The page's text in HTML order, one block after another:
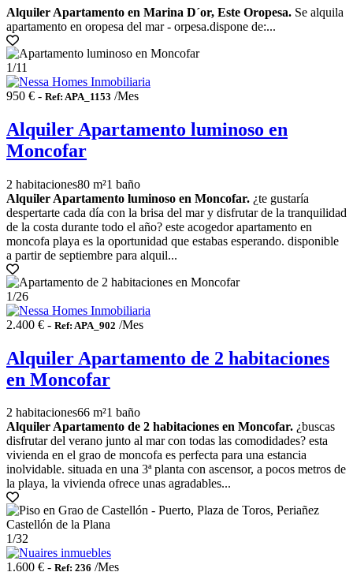
Alquiler Apartamento en Marina D´or, Este Oropesa. Se alquila
apartamento en oropesa del mar - orpesa.dispone de:...
1/11
950 € - Ref: APA_1153 /Mes
Alquiler Apartamento luminoso en
Moncofar
2 habitaciones80 m²1 baño
Alquiler Apartamento luminoso en Moncofar. ¿te gustaría
despertarte cada día con la brisa del mar y disfrutar de la tranquilidad
de la costa durante todo el año? este acogedor apartamento en
moncofa playa es la oportunidad que estabas esperando. disponible
a partir de septiembre para alquil...
1/26
2.400 € - Ref: APA_902 /Mes
Alquiler Apartamento de 2 habitaciones
en Moncofar
2 habitaciones66 m²1 baño
Alquiler Apartamento de 2 habitaciones en Moncofar. ¿buscas
disfrutar del verano junto al mar con todas las comodidades? esta
vivienda en el grao de moncofa es perfecta para una estancia
inolvidable. situada en una 3ª planta con ascensor, a pocos metros de
la playa, la vivienda ofrece unas agradables...
1/32
1.600 € - Ref: 236 /Mes